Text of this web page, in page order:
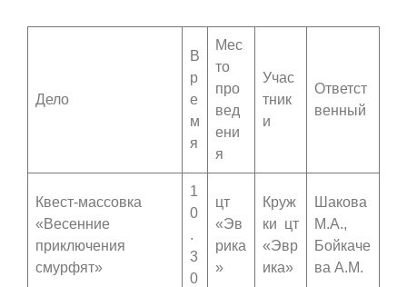
Дело
В
р
е
м
я
Мес
то
про
вед
ени
я
Учас
тник
и
Ответст
венный
Квест-массовка
«Весенние
приключения
смурфят»
1
0
.
3
0
цт
«Эв
рика
»
Круж
ки цт
«Эвр
ика»
Шакова
М.А.,
Бойкаче
ва А.М.